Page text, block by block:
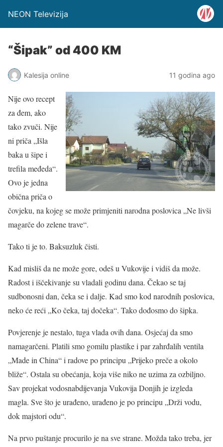
NEON Televizija
“Šipak” od 400 KM
Kalesija online 11 godina ago
Nije ovo recept
za đem, ako
tako zvuči. Nije
ni priča „Išla
baka u šipe i
trefila međeda“.
Ovo je jedna
obična priča o
čovjeku, na kojeg se može primjeniti narodna poslovica „Ne livši
magarče do zelene trave“.
Tako ti je to. Baksuzluk čisti.
Kad misliš da ne može gore, odeš u Vukovije i vidiš da može.
Radost i iščekivanje su vladali godinu dana. Čekao se taj
sudbonosni dan, čeka se i dalje. Kad smo kod narodnih poslovica,
neko će reći „Ko čeka, taj dočeka“. Tako dođosmo do šipka.
Povjerenje je nestalo, tuga vlada ovih dana. Osjećaj da smo
namagarčeni. Platili smo gomilu plastike i par zahrđalih ventila
„Made in China“ i radove po principu „Prijeko preče a okolo
bliže“. Ostala su obećanja, koja više niko ne uzima za ozbiljno.
Sav projekat vodosnabdijevanja Vukovija Donjih je izgleda
magla. Sve što je urađeno, urađeno je po principu „Drži vodu,
dok majstori odu“.
Na prvo puštanje procurilo je na sve strane. Možda tako treba, jer